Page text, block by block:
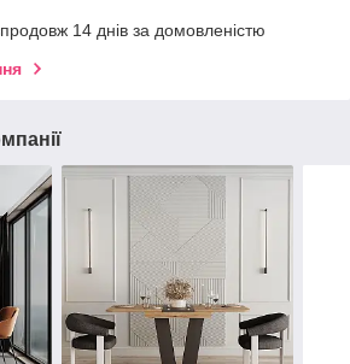
14 днів за домовленістю